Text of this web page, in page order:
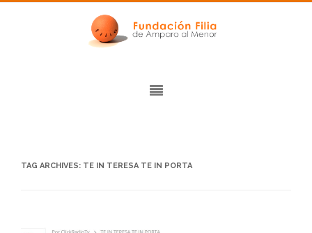
TAG ARCHIVES: TE IN TERESA TE IN PORTA